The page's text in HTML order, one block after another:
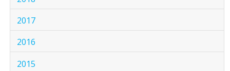
2017
2016
2015